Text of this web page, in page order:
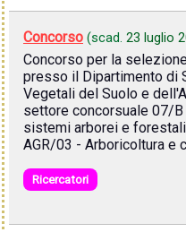
Concorso (scad. 23 luglio
Concorso per la
presso il Dipartimento di
Vegetali del Suolo e
settore concorsuale 07/
sistemi arborei e
AGR/03 - Arboricoltura e
Ricercatori